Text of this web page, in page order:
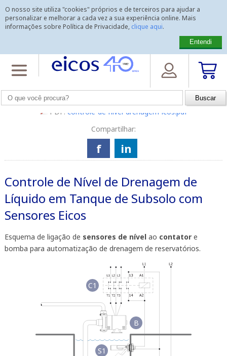
O nosso site utiliza "cookies" próprios e de terceiros para ajudar a
personalizar e melhorar a cada vez a sua experiência online. Mais
informações sobre Política de Privacidade, clique aqui.
Entendi
Home > Dados Técnicos Manuais de Instalação de Sensores
Controle de Nível de Drenagem de Líquido em Tanque de Subsolo
PDF: controle-de-nivel-drenagem-icos.pdf
Compartilhar:
f in
Controle de Nível de Drenagem de
Líquido em Tanque de Subsolo com
Sensores Eicos
Esquema de ligação de sensores de nívelao contatore
bomba para automatização de drenagem de reservatórios.
S1
C1
B